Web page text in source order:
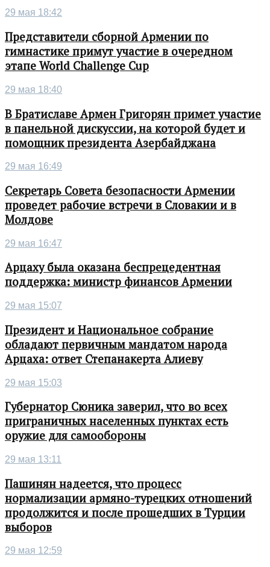
29 мая 18:42
Представители сборной Армении по
гимнастике примут участие в очередном
этапе World Challenge Cup
29 мая 18:40
В Братиславе Армен Григорян примет участие
в панельной дискуссии, на которой будет и
помощник президента Азербайджана
29 мая 16:49
Секретарь Совета безопасности Армении
проведет рабочие встречи в Словакии и в
Молдове
29 мая 16:47
Арцаху была оказана беспрецедентная
поддержка: министр финансов Армении
29 мая 15:07
Президент и Национальное собрание
обладают первичным мандатом народа
Арцаха: ответ Степанакерта Алиеву
29 мая 15:03
Губернатор Сюника заверил, что во всех
приграничных населенных пунктах есть
оружие для самообороны
29 мая 13:11
Пашинян надеется, что процесс
нормализации армяно-турецких отношений
продолжится и после прошедших в Турции
выборов
29 мая 12:59